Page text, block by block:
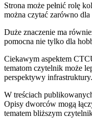
Strona może pełnić rolę
można czytać zarówno
Duże znaczenie ma
pomocna nie tylko dla
Ciekawym aspektem
tematom czytelnik może
perspektywy infrastruktury.
W treściach
Opisy dworców mogą
tematem bliższym